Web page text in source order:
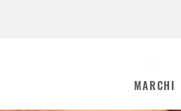
MARCHI